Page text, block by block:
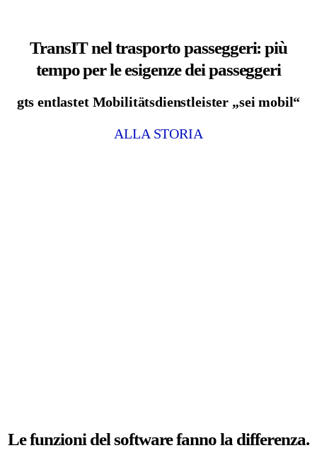
TransIT nel trasporto passeggeri: più
tempo per le esigenze dei passeggeri
gts entlastet Mobilitätsdienstleister „sei mobil“
ALLA STORIA
Le funzioni del software fanno la differenza.